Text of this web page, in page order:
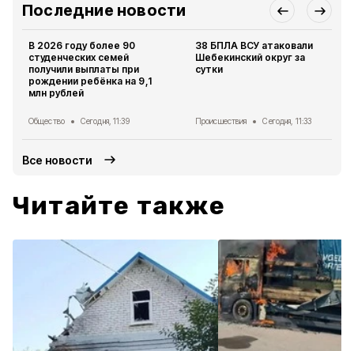
Последние новости
В 2026 году более 90
студенческих семей
получили выплаты при
рождении ребёнка на 9,1
млн рублей
Общество Сегодня, 11:39
38 БПЛА ВСУ атаковали
Шебекинский округ за
сутки
Происшествия Сегодня, 11:33
Все новости
Читайте также